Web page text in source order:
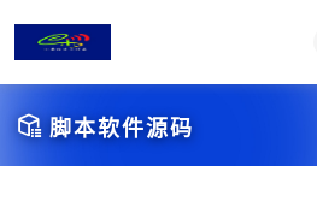
 脚本软件源码